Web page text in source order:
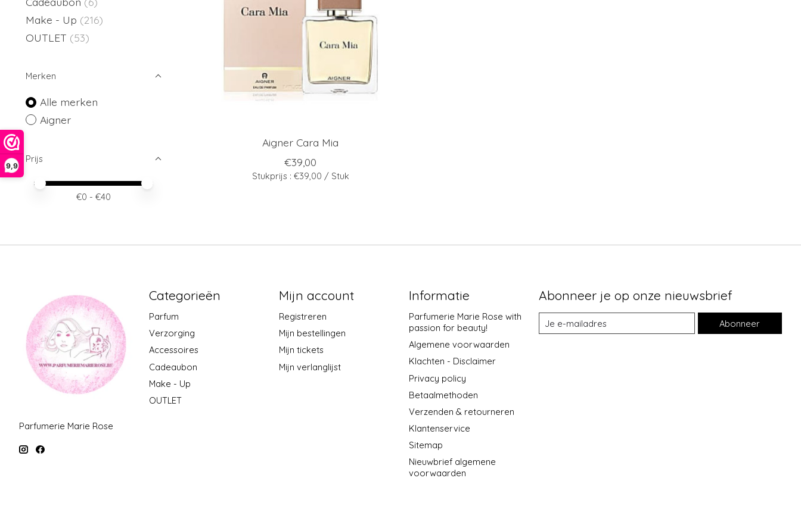
9,9
Make - Up (216)
OUTLET (53)
Merken
Alle merken
Aigner
Prijs
Minimale prijswaarde
Price maximum value
€0 - €40
Aigner Cara Mia
€39,00
Stukprijs : €39,00 / Stuk
Parfumerie Marie Rose
Categorieën
Parfum
Verzorging
Accessoires
Cadeaubon
Make - Up
OUTLET
Mijn account
Registreren
Mijn bestellingen
Mijn tickets
Mijn verlanglijst
Informatie
Parfumerie Marie Rose with
passion for beauty!
Algemene voorwaarden
Klachten - Disclaimer
Privacy policy
Betaalmethoden
Verzenden & retourneren
Klantenservice
Sitemap
Nieuwbrief algemene
voorwaarden
Abonneer je op onze nieuwsbrief
Abonneer